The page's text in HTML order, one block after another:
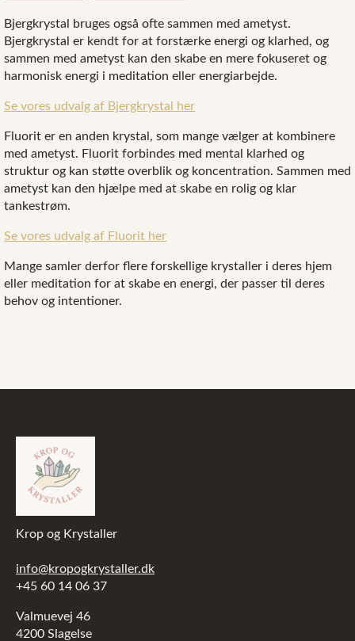
Bjergkrystal bruges også ofte sammen med ametyst.
Bjergkrystal er kendt for at forstærke energi og klarhed, og
sammen med ametyst kan den skabe en mere fokuseret og
harmonisk energi i meditation eller energiarbejde.
Se vores udvalg af Bjergkrystal her
Fluorit er en anden krystal, som mange vælger at kombinere
med ametyst. Fluorit forbindes med mental klarhed og
struktur og kan støtte overblik og koncentration. Sammen med
ametyst kan den hjælpe med at skabe en rolig og klar
tankestrøm.
Se vores udvalg af Fluorit her
Mange samler derfor flere forskellige krystaller i deres hjem
eller meditation for at skabe en energi, der passer til deres
behov og intentioner.
Krop og Krystaller
info@kropogkrystaller.dk
+45 60 14 06 37
Valmuevej 46
4200 Slagelse